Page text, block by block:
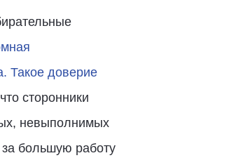
Такое доверие
сторонники
невыполнимых
большую работу